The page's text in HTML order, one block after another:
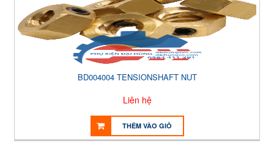
BD004004 TENSIONSHAFT NUT
Liên hệ
THÊM VÀO GIỎ